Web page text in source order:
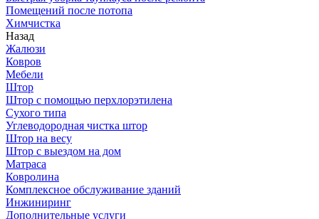
Помещений после потопа
Химчистка
Назад
Жалюзи
Ковров
Мебели
Штор
Штор с помощью перхлорэтилена
Сухого типа
Углеводородная чистка штор
Штор на весу
Штор с выездом на дом
Матраса
Ковролина
Комплексное обслуживание зданий
Инжиниринг
Дополнительные услуги